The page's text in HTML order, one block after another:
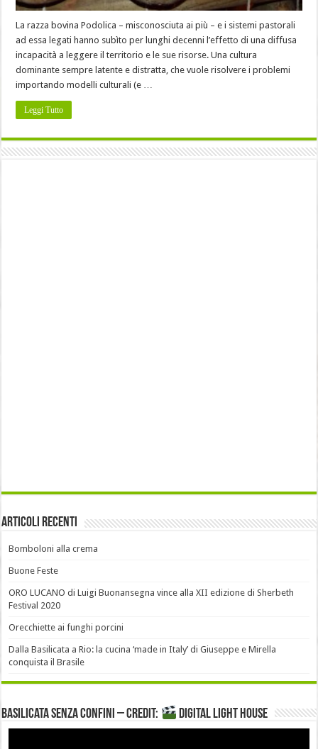
La razza bovina Podolica – misconosciuta ai più – e i sistemi pastorali
ad essa legati hanno subìto per lunghi decenni l’effetto di una diffusa
incapacità a leggere il territorio e le sue risorse. Una cultura
dominante sempre latente e distratta, che vuole risolvere i problemi
importando modelli culturali (e …
Leggi Tutto
Articoli recenti
Bomboloni alla crema
Buone Feste
ORO LUCANO di Luigi Buonansegna vince alla XII edizione di Sherbeth
Festival 2020
Orecchiette ai funghi porcini
Dalla Basilicata a Rio: la cucina ‘made in Italy’ di Giuseppe e Mirella
conquista il Brasile
Basilicata senza confini – Credit: DIGITAL LIGHT HOUSE